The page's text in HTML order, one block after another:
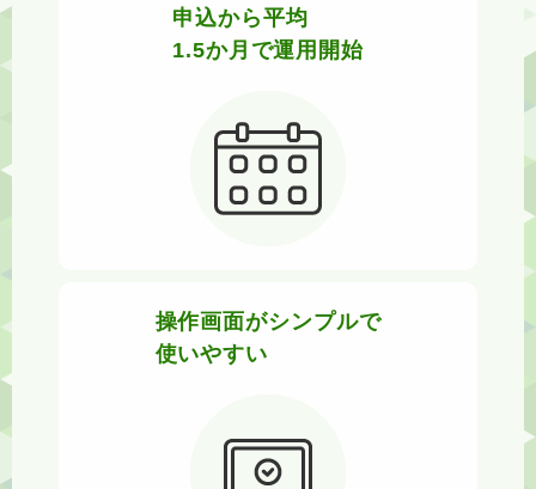
申込から平均
1.5か月で運用開始
操作画面がシンプルで
使いやすい